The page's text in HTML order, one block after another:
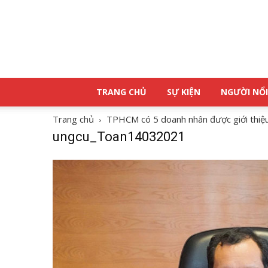
TRANG CHỦ SỰ KIỆN NGƯỜI
Trang chủ TPHCM có 5 doanh nhân được giới
ungcu_Toan14032021